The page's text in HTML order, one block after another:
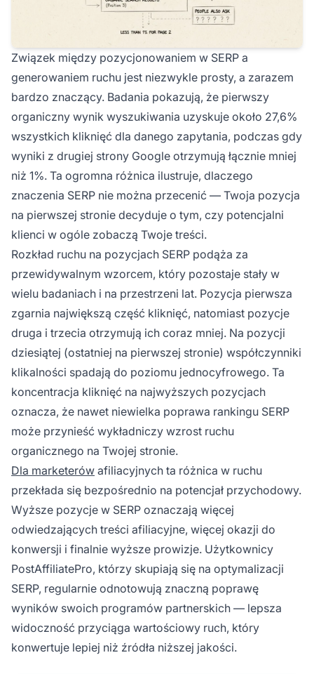
Związek między pozycjonowaniem w SERP a
generowaniem ruchu jest niezwykle prosty, a zarazem
bardzo znaczący. Badania pokazują, że pierwszy
organiczny wynik wyszukiwania uzyskuje około 27,6%
wszystkich kliknięć dla danego zapytania, podczas gdy
wyniki z drugiej strony Google otrzymują łącznie mniej
niż 1%. Ta ogromna różnica ilustruje, dlaczego
znaczenia SERP nie można przecenić — Twoja pozycja
na pierwszej stronie decyduje o tym, czy potencjalni
klienci w ogóle zobaczą Twoje treści.
Rozkład ruchu na pozycjach SERP podąża za
przewidywalnym wzorcem, który pozostaje stały w
wielu badaniach i na przestrzeni lat. Pozycja pierwsza
zgarnia największą część kliknięć, natomiast pozycje
druga i trzecia otrzymują ich coraz mniej. Na pozycji
dziesiątej (ostatniej na pierwszej stronie) współczynniki
klikalności spadają do poziomu jednocyfrowego. Ta
koncentracja kliknięć na najwyższych pozycjach
oznacza, że nawet niewielka poprawa rankingu SERP
może przynieść wykładniczy wzrost ruchu
organicznego na Twojej stronie.
Dla marketerów afiliacyjnych ta różnica w ruchu
przekłada się bezpośrednio na potencjał przychodowy.
Wyższe pozycje w SERP oznaczają więcej
odwiedzających treści afiliacyjne, więcej okazji do
konwersji i finalnie wyższe prowizje. Użytkownicy
PostAffiliatePro, którzy skupiają się na optymalizacji
SERP, regularnie odnotowują znaczną poprawę
wyników swoich programów partnerskich — lepsza
widoczność przyciąga wartościowy ruch, który
konwertuje lepiej niż źródła niższej jakości.